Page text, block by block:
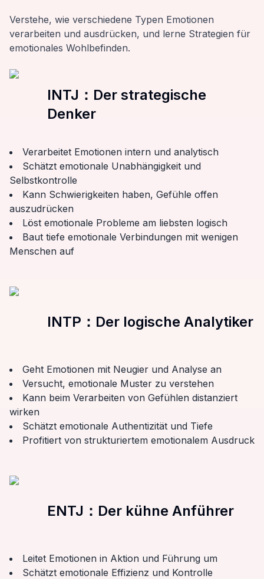
Verstehe, wie verschiedene Typen Emotionen
verarbeiten und ausdrücken, und lerne Strategien für
emotionales Wohlbefinden.
INTJ ： Der strategische
Denker
Verarbeitet Emotionen intern und analytisch
Schätzt emotionale Unabhängigkeit und
Selbstkontrolle
Kann Schwierigkeiten haben, Gefühle offen
auszudrücken
Löst emotionale Probleme am liebsten logisch
Baut tiefe emotionale Verbindungen mit wenigen
Menschen auf
INTP ： Der logische Analytiker
Geht Emotionen mit Neugier und Analyse an
Versucht, emotionale Muster zu verstehen
Kann beim Verarbeiten von Gefühlen distanziert
wirken
Schätzt emotionale Authentizität und Tiefe
Profitiert von strukturiertem emotionalem Ausdruck
ENTJ ： Der kühne Anführer
Leitet Emotionen in Aktion und Führung um
Schätzt emotionale Effizienz und Kontrolle